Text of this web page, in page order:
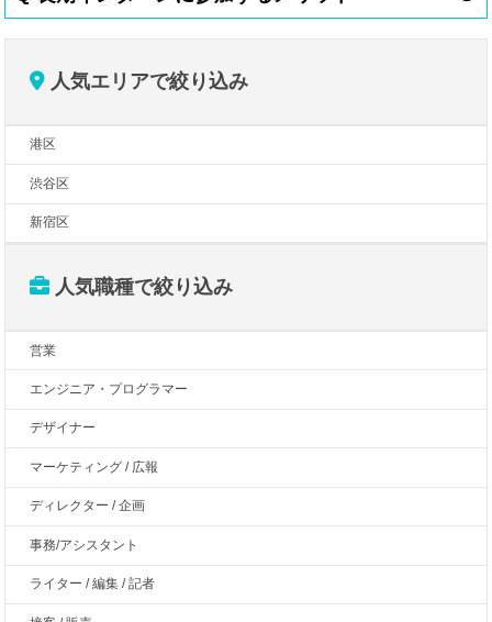
人気エリアで絞り込み
港区
渋谷区
新宿区
人気職種で絞り込み
営業
エンジニア・プログラマー
デザイナー
マーケティング / 広報
ディレクター / 企画
事務/アシスタント
ライター / 編集 / 記者